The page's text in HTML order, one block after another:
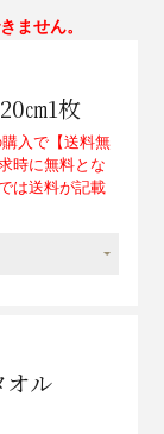
ません。
㎝1枚
入で【送料無
時に無料とな
は送料が記載
オル